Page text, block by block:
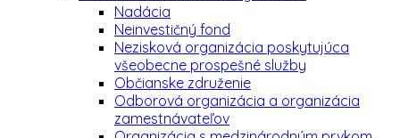
Nadácia
Neinvestičný fond
Nezisková organizácia poskytujúca
všeobecne prospešné služby
Občianske združenie
Odborová organizácia a organizácia
zamestnávateľov